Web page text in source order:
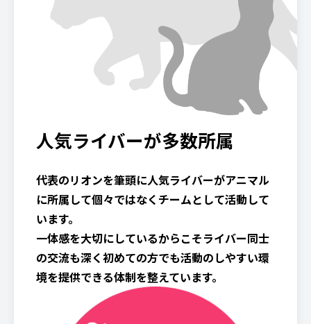
人気ライバーが多数所属
代表のリオンを筆頭に人気ライバーがアニマル
に所属して個々ではなくチームとして活動して
います。
一体感を大切にしているからこそライバー同士
の交流も深く初めての方でも活動のしやすい環
境を提供できる体制を整えています。